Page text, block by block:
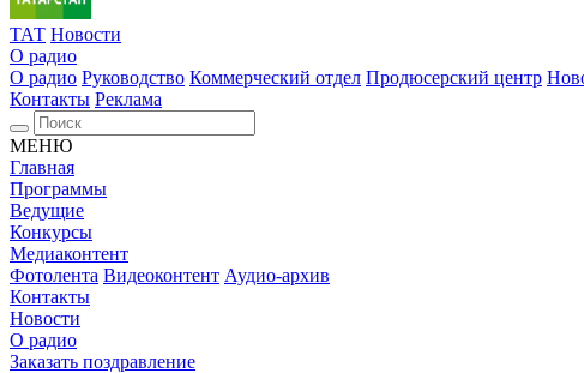
ТАТ Новости
О радио
О радио Руководство Коммерческий отдел Продюсерский центр
Контакты Реклама
МЕНЮ
Главная
Программы
Ведущие
Конкурсы
Медиаконтент
Фотолента Видеоконтент Аудио-архив
Контакты
Новости
О радио
Заказать поздравление